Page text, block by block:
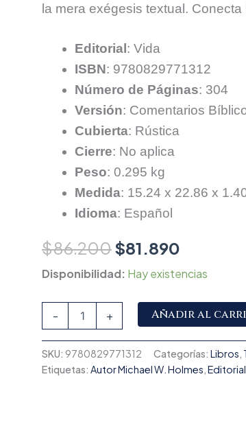
la mera exégesis textual.
Editorial: Vida
ISBN: 9780829771312
Número de Páginas: 304
Versión: Comentarios
Cubierta: Rústica
Cierre: No aplica
Peso: 0.295 kg
Medida: 15.24 x 22.86 x
Idioma: Español
$86.200$81.890
Disponibilidad: Hay existencias
- + Añadir al
SKU: 9780829771312 Categorías: Libros,
Etiquetas: Autor Michael W. Holmes,